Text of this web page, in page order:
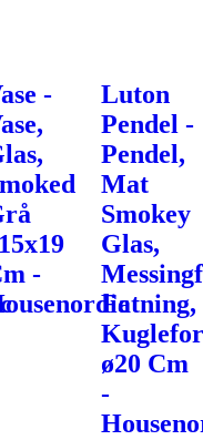
-
-
Luton
Pendel -
Pendel,
Mat
Smokey
Glas,
Fatning,
ø20 Cm
-